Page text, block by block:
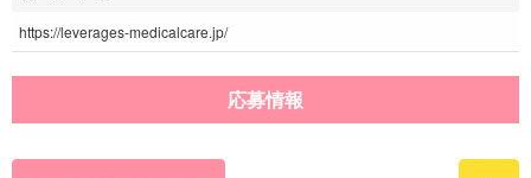
https://leverages-medicalcare.jp/
応募情報